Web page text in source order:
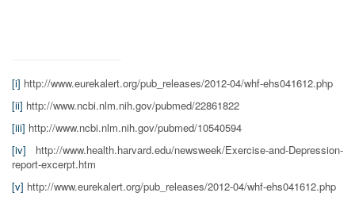
[i] http://www.eurekalert.org/pub_releases/2012-04/whf-ehs041612.php
[ii] http://www.ncbi.nlm.nih.gov/pubmed/22861822
[iii] http://www.ncbi.nlm.nih.gov/pubmed/10540594
[iv] http://www.health.harvard.edu/newsweek/Exercise-and-Depression-
report-excerpt.htm
[v] http://www.eurekalert.org/pub_releases/2012-04/whf-ehs041612.php